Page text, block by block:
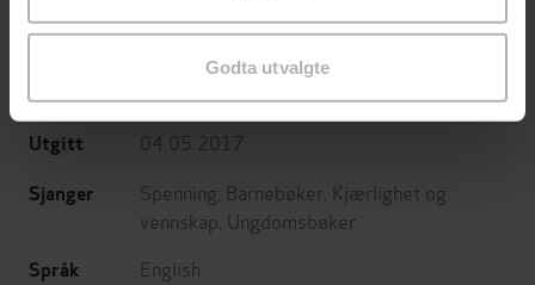
Godta utvalgte
Forfattere Cat Clarke(forfatter)
Forlag
Utgitt 04.05.2017
Sjanger Spenning Barnebøker Kjærlighet og
vennskap Ungdomsbøker
Språk English